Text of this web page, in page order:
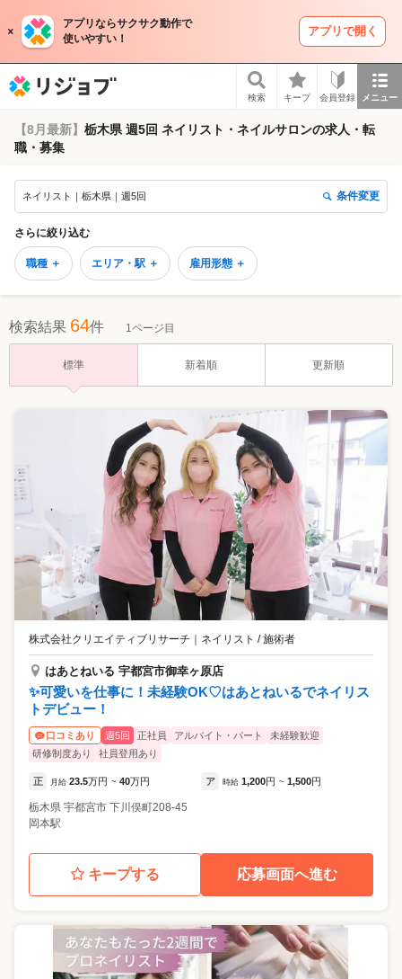
アプリならサクサク動作で
使いやすい！
アプリで開く
検索 キープ 会員登録 メニュー
【8月最新】 栃木県 週5回 ネイリスト・ネイルサロンの求人・転
職・募集
ネイリスト｜栃木県｜週5回 条件変更
さらに絞り込む
職種 ＋ エリア・駅 ＋ 雇用形態 ＋
検索結果 64件 1ページ目
標準 新着順 更新順
株式会社クリエイティブリサーチ ネイリスト / 施術者
はあとねいる 宇都宮市御幸ヶ原店
✨可愛いを仕事に！未経験OK♡はあとねいるでネイリス
トデビュー！
口コミあり 週5回 正社員 アルバイト・パート
未経験歓迎
研修制度あり
社員登用あり
正 月給 23.5万円 ~ 40万円 ア 時給 1,200円 ~ 1,500円
栃木県 宇都宮市 下川俣町208-45
岡本駅
キープする 応募画面へ進む